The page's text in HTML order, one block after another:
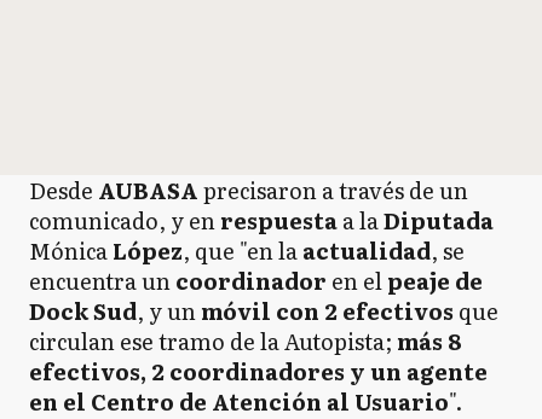
Desde AUBASAprecisaron a través de un
comunicado, y enrespuestaa laDiputada
MónicaLópez, que "en laactualidad, se
encuentra uncoordinador en elpeaje de
Dock Sud, y unmóvil con 2 efectivos que
circulan ese tramo de la Autopista; más 8
efectivos, 2 coordinadores y un agente
en el Centro de Atención al Usuario".